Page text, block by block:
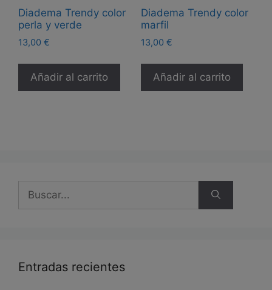
Diadema Trendy color
perla y verde
13,00 €
Añadir al carrito
Diadema Trendy color
marfil
13,00 €
Añadir al carrito
Buscar:
Entradas recientes